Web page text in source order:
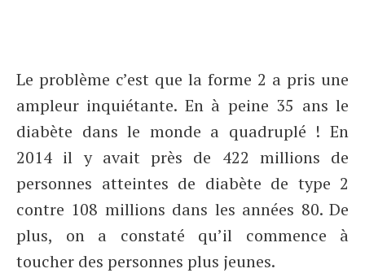
Le problème c’est que la forme 2 a pris une
ampleur inquiétante. En à peine 35 ans le
diabète dans le monde a quadruplé ! En
2014 il y avait près de 422 millions de
personnes atteintes de diabète de type 2
contre 108 millions dans les années 80. De
plus, on a constaté qu’il commence à
toucher des personnes plus jeunes.